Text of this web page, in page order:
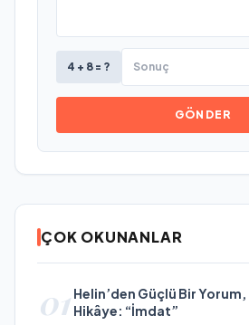
4 + 8 = ?
GÖNDER
ÇOK OKUNANLAR
01 Helin’den Güçlü Bir
Hikâye: “İmdat”